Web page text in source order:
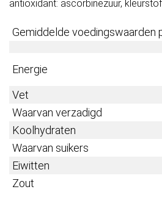
antioxidant: ascorbinezuur,
Gemiddelde voedingswaarden
Energie
Vet
Waarvan verzadigd
Koolhydraten
Waarvan suikers
Eiwitten
Zout